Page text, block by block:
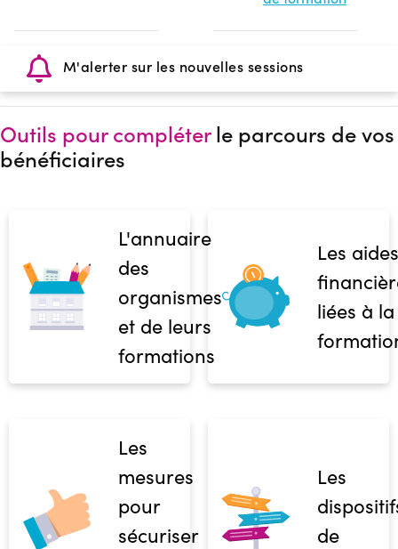
M'alerter sur les nouvelles sessions
Outils pour compléterle parcours de vos
bénéficiaires
L'annuaire
des
organismes
et de leurs
formations
Les aides
liées à la
Les
mesures
pour
sécuriser
Les
de